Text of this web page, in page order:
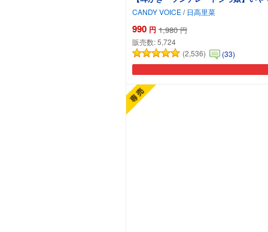
CANDY VOICE/ 日高里菜
990 円 1,980 円
販売数:5,724
(2,536)
(33)